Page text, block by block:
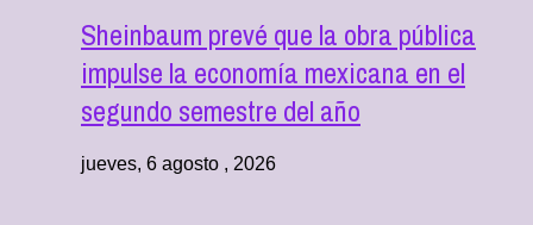
Sheinbaum prevé que la obra pública
impulse la economía mexicana en el
segundo semestre del año
jueves, 6 agosto , 2026